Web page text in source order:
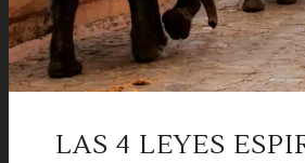
LAS 4 LEYES